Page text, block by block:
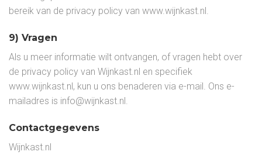
bereik van de privacy policy van www.wijnkast.nl.
9) Vragen
Als u meer informatie wilt ontvangen, of vragen hebt over
de privacy policy van Wijnkast.nl en specifiek
www.wijnkast.nl, kun u ons benaderen via e-mail. Ons e-
mailadres is info@wijnkast.nl.
Contactgegevens
Wijnkast.nl